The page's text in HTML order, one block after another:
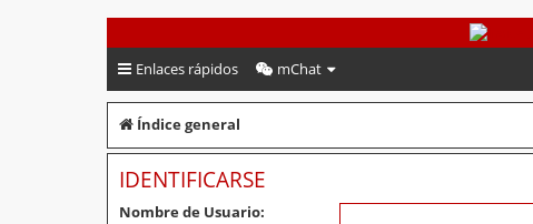
PeruVoley.com
Enlaces rápidos mChat
Índice general
IDENTIFICARSE
Nombre de Usuario: